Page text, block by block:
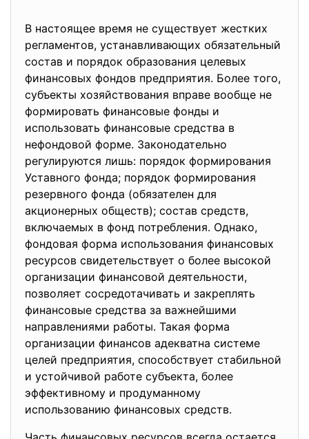
В настоящее время не существует жестких
регламентов, устанавливающих обязательный
состав и порядок образования целевых
финансовых фондов предприятия. Более того,
субъекты хозяйствования вправе вообще не
формировать финансовые фонды и
использовать финансовые средства в
нефондовой форме. Законодательно
регулируются лишь: порядок формирования
Уставного фонда; порядок формирования
резервного фонда (обязателен для
акционерных обществ); состав средств,
включаемых в фонд потребления. Однако,
фондовая форма использования финансовых
ресурсов свидетельствует о более высокой
организации финансовой деятельности,
позволяет сосредотачивать и закреплять
финансовые средства за важнейшими
направлениями работы. Такая форма
организации финансов адекватна системе
целей предприятия, способствует стабильной
и устойчивой работе субъекта, более
эффективному и продуманному
использованию финансовых средств.